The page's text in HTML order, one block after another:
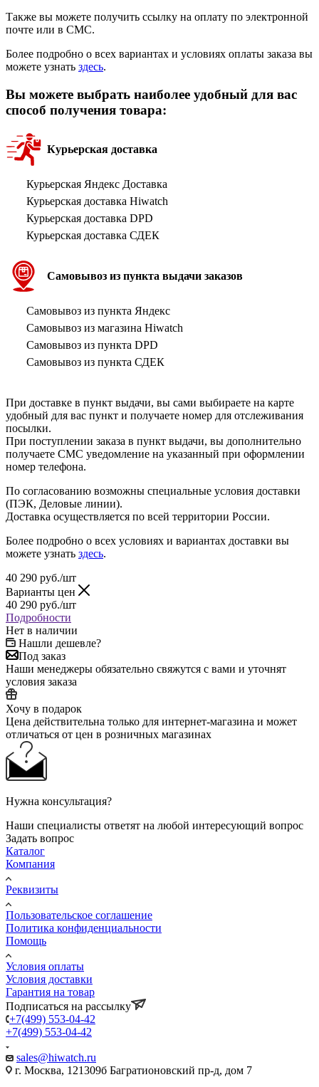
Также вы можете получить ссылку на оплату по электронной
почте или в СМС.
Более подробно о всех вариантах и условиях оплаты заказа вы
можете узнать здесь.
Вы можете выбрать наиболее удобный для вас
способ получения товара:
Курьерская доставка
Курьерская Яндекс Доставка
Курьерская доставка Hiwatch
Курьерская доставка DPD
Курьерская доставка СДЕК
Самовывоз из пункта выдачи заказов
Самовывоз из пункта Яндекс
Самовывоз из магазина Hiwatch
Самовывоз из пункта DPD
Самовывоз из пункта СДЕК
При доставке в пункт выдачи, вы сами выбираете на карте
удобный для вас пункт и получаете номер для отслеживания
посылки.
При поступлении заказа в пункт выдачи, вы дополнительно
получаете СМС уведомление на указанный при оформлении
номер телефона.
По согласованию возможны специальные условия доставки
(ПЭК, Деловые линии).
Доставка осуществляется по всей территории России.
Более подробно о всех условиях и вариантах доставки вы
можете узнать здесь.
40 290 руб./шт
Варианты цен
40 290 руб./шт
Подробности
Нет в наличии
Нашли дешевле?
Под заказ
Наши менеджеры обязательно свяжутся с вами и уточнят
условия заказа
Хочу в подарок
Цена действительна только для интернет-магазина и может
отличаться от цен в розничных магазинах
Нужна консультация?
Наши специалисты ответят на любой интересующий вопрос
Задать вопрос
Каталог
Компания
Реквизиты
Пользовательское соглашение
Политика конфиденциальности
Помощь
Условия оплаты
Условия доставки
Гарантия на товар
Подписаться на рассылку
+7(499) 553-04-42
+7(499) 553-04-42
sales@hiwatch.ru
г. Москва, 121309б Багратионовский пр-д, дом 7